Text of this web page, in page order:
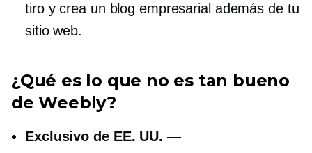
tiro y crea un blog empresarial además de tu
sitio web.
¿Qué es lo que no es tan bueno
de Weebly?
Exclusivo de EE. UU. —